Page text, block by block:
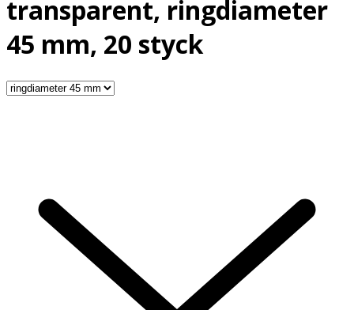
transparent, ringdiameter
45 mm, 20 styck